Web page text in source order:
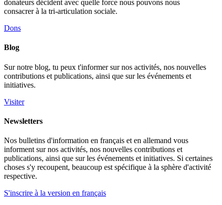
donateurs décident avec quelle force nous pouvons nous
consacrer à la tri-articulation sociale.
Dons
Blog
Sur notre blog, tu peux t'informer sur nos activités, nos nouvelles
contributions et publications, ainsi que sur les événements et
initiatives.
Visiter
Newsletters
Nos bulletins d'information en français et en allemand vous
informent sur nos activités, nos nouvelles contributions et
publications, ainsi que sur les événements et initiatives. Si certaines
choses s'y recoupent, beaucoup est spécifique à la sphère d'activité
respective.
S'inscrire à la version en français